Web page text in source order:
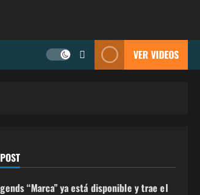
VER VIDEOS
“Marca” ya está disponible y trae el